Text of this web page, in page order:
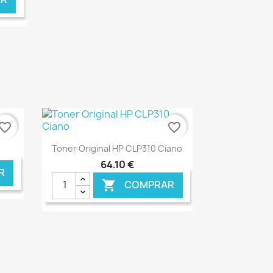
 Ver+
Toner Original HP CLP310 Ciano
64,10 €
 COMPRAR
favorite_border